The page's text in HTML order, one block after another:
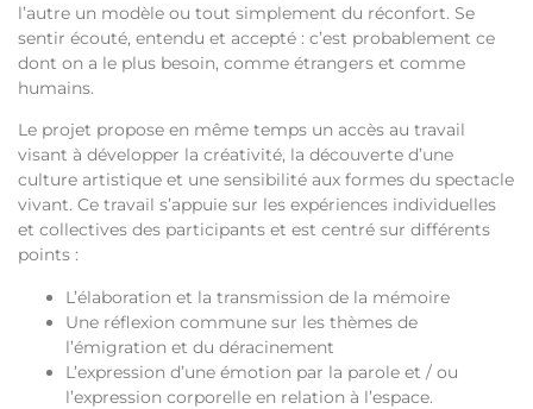
l’autre un modèle ou tout simplement du réconfort. Se
sentir écouté, entendu et accepté : c’est probablement ce
dont on a le plus besoin, comme étrangers et comme
humains.
Le projet propose en même temps un accès au travail
visant à développer la créativité, la découverte d’une
culture artistique et une sensibilité aux formes du spectacle
vivant. Ce travail s’appuie sur les expériences individuelles
et collectives des participants et est centré sur différents
points :
L’élaboration et la transmission de la mémoire
Une réflexion commune sur les thèmes de
l’émigration et du déracinement
L’expression d’une émotion par la parole et / ou
l’expression corporelle en relation à l’espace.